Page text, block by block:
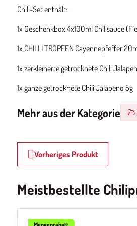
Chili-Set enthält:
1x Geschenkbox 4x100ml Chilisauce
1x CHILLI TROPFEN Cayennepfeffer
1x zerkleinerte getrocknete Chili
1x ganze getrocknete Chili Jalapeno 5g
Mehr aus der Kategorie
Vorheriges Produkt
Meistbestellte